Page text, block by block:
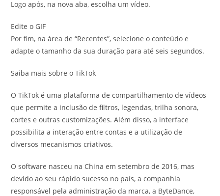
Logo após, na nova aba, escolha um vídeo.
Edite o GIF
Por fim, na área de “Recentes”, selecione o conteúdo e
adapte o tamanho da sua duração para até seis segundos.
Saiba mais sobre o TikTok
O TikTok é uma plataforma de compartilhamento de vídeos
que permite a inclusão de filtros, legendas, trilha sonora,
cortes e outras customizações. Além disso, a interface
possibilita a interação entre contas e a utilização de
diversos mecanismos criativos.
O software nasceu na China em setembro de 2016, mas
devido ao seu rápido sucesso no país, a companhia
responsável pela administração da marca, a ByteDance,